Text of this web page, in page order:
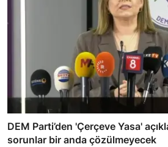
DEM Parti’den 'Çerçeve Yasa'
sorunlar bir anda çözülmeyecek